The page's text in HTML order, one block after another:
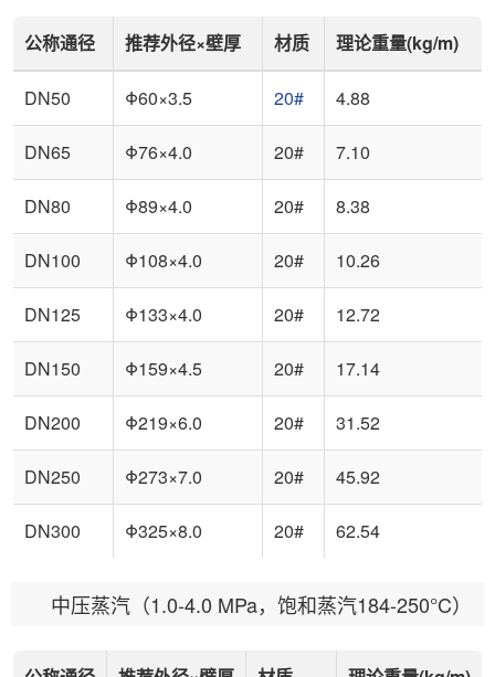
公称通径 推荐外径×壁厚 材质 理论重量(kg/m)
DN50 Φ60×3.5 20# 4.88
DN65 Φ76×4.0 20# 7.10
DN80 Φ89×4.0 20# 8.38
DN100 Φ108×4.0 20# 10.26
DN125 Φ133×4.0 20# 12.72
DN150 Φ159×4.5 20# 17.14
DN200 Φ219×6.0 20# 31.52
DN250 Φ273×7.0 20# 45.92
DN300 Φ325×8.0 20# 62.54
中压蒸汽（1.0-4.0 MPa，饱和蒸汽184-250°C）